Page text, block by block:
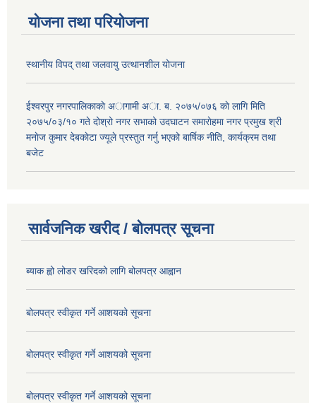
योजना तथा परियोजना
स्थानीय विपद् तथा जलवायु उत्थानशील योजना
ईश्वरपुर नगरपालिकाकाे अागामी अा. ब. २०७५/०७६ काे लागि मिति
२०७५/०३/१० गते दोश्रो नगर सभाको उदघाटन समाराेहमा नगर प्रमुख श्री
मनाेज कुमार देबकाेटा ज्यूले प्रस्तुत गर्नु भएको बार्षिक नीति, कार्यक्रम तथा
बजेट
सार्वजनिक खरीद / बोलपत्र सूचना
ब्याक ह्वो लोडर खरिदको लागि बोलपत्र आह्वान
बोलपत्र स्वीकृत गर्ने आशयको सूचना
बोलपत्र स्वीकृत गर्ने आशयको सूचना
बोलपत्र स्वीकृत गर्ने आशयको सूचना